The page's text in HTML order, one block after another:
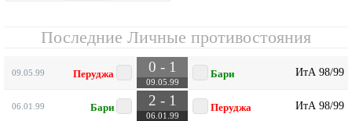
Последние Личные противостояния
09.05.99 Перуджа 0 - 1
09.05.99
Бари ИтА 98/99
06.01.99 Бари 2 - 1
06.01.99
Перуджа ИтА 98/99